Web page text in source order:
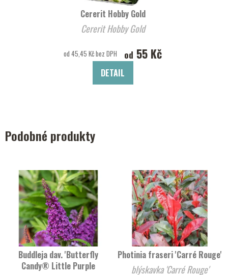
Cererit Hobby Gold
Cererit Hobby Gold
od 45,45 Kč bez DPH od 55 Kč
DETAIL
Podobné produkty
Buddleja dav. 'Butterfly
Candy® Little Purple
Photinia fraseri 'Carré Rouge'
blýskavka 'Carré Rouge'